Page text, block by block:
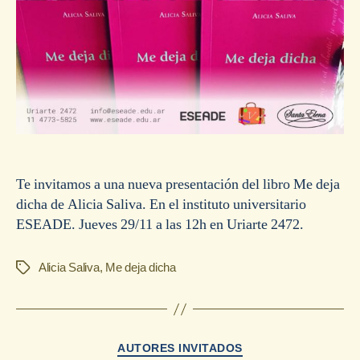
Te invitamos a una nueva presentación del libro Me deja
dicha de Alicia Saliva. En el instituto universitario
ESEADE. Jueves 29/11 a las 12h en Uriarte 2472.
EtiquetasAlicia Saliva, Me deja dicha
Categorías
AUTORES INVITADOS